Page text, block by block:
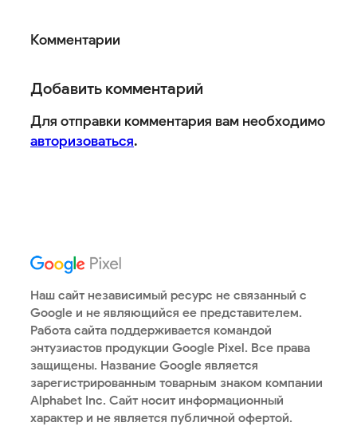
Комментарии
Добавить комментарий
Для отправки комментария вам необходимо
авторизоваться.
Наш сайт независимый ресурс не связанный с
Google и не являющийся ее представителем.
Работа сайта поддерживается командой
энтузиастов продукции Google Pixel. Все права
защищены. Название Google является
зарегистрированным товарным знаком компании
Alphabet Inc. Сайт носит информационный
характер и не является публичной офертой.